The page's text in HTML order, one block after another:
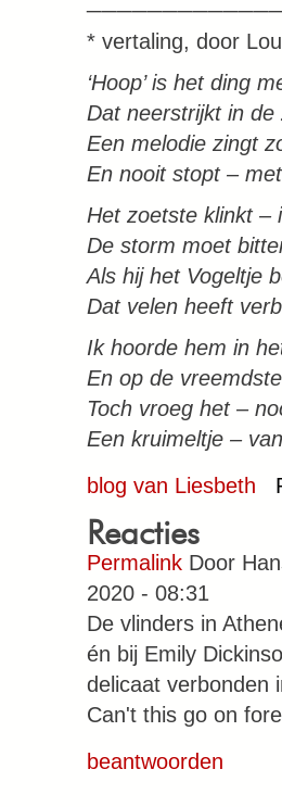
* vertaling, door
‘Hoop’ is het ding
Dat neerstrijkt in de
Een melodie zingt
En nooit stopt –
Het zoetste klinkt –
De storm moet
Als hij het Vogeltje
Dat velen heeft
Ik hoorde hem in
En op de
Toch vroeg het –
Een kruimeltje –
blog van Liesbeth
Reacties
Permalink Door
2020 - 08:31
De vlinders in
én bij Emily
delicaat verbonden
Can't this go on
beantwoorden